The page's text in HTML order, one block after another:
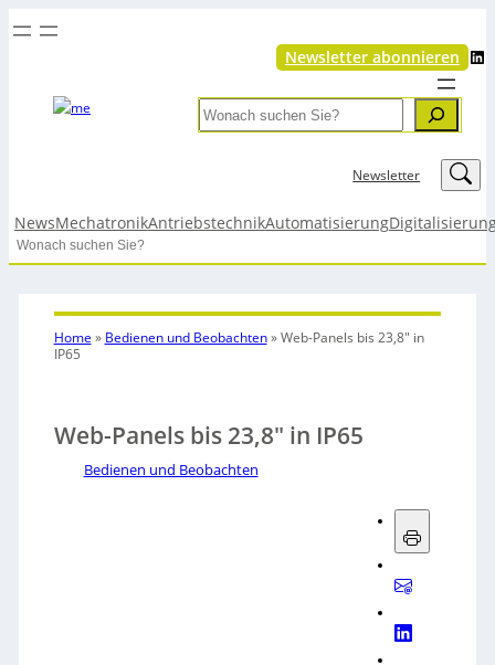
Newsletter abonnieren LinkedIn
Search
Newsletter LinkedIn
NewsMechatronikAntriebstechnikAutomatisierung
Search
Home » Bedienen und Beobachten»Web-Panels bis 23,8″ in
IP65
Web-Panels bis 23,8″ in IP65
Bedienen und Beobachten